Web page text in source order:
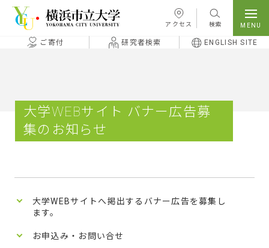
本文へ移動
アクセス 検索
ご寄付 研究者検索 ENGLISH SITE
大学WEBサイト バナー広告募
集のお知らせ
大学WEBサイトへ掲出するバナー広告を募集し
ます。
お申込み・お問い合せ